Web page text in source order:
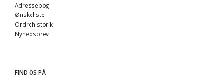
Adressebog
Ønskeliste
Ordrehistorik
Nyhedsbrev
FIND OS PÅ